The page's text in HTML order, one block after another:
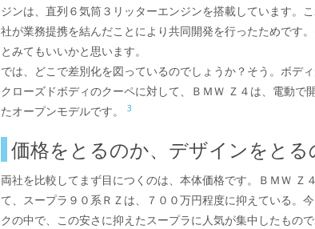
ジンは、直列６気筒３リッターエンジンを搭載しています。
社が業務提携を結んだことにより共同開発を行ったためです
とみてもいいかと思います。
では、どこで差別化を図っているのでしょうか？そう。ボデ
クローズドボディのクーペに対して、ＢＭＷ Ｚ４は、電動で
たオープンモデルです。3
価格をとるのか、デザインをとる
両社を比較してまず目につくのは、本体価格です。ＢＭＷ Ｚ
て、スープラ９０系ＲＺは、７００万円程度に抑えている。
クの中で、この安さに抑えたスープラに人気が集中したもの